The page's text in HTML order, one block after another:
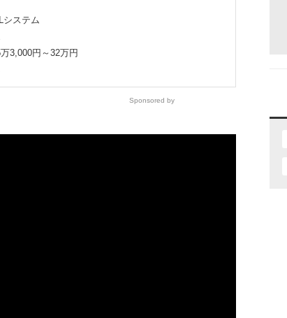
システム
3,000円～32万円
Sponsored by